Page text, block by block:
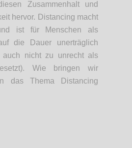
Zusammenhalt und
hervor. Distancing macht
ist für Menschen als
die Dauer unerträglich
auch nicht zu unrecht als
Wie bringen wir
das Thema Distancing